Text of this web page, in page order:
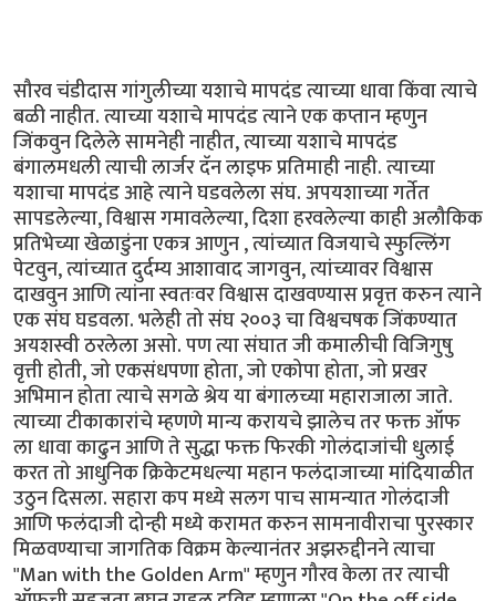
सौरव चंडीदास गांगुलीच्या यशाचे मापदंड त्याच्या धावा किंवा त्याचे
बळी नाहीत. त्याच्या यशाचे मापदंड त्याने एक कप्तान म्हणुन
जिंकवुन दिलेले सामनेही नाहीत, त्याच्या यशाचे मापदंड
बंगालमधली त्याची लार्जर दॅन लाइफ प्रतिमाही नाही. त्याच्या
यशाचा मापदंड आहे त्याने घडवलेला संघ. अपयशाच्या गर्तेत
सापडलेल्या, विश्वास गमावलेल्या, दिशा हरवलेल्या काही अलौकिक
प्रतिभेच्या खेळाडुंना एकत्र आणुन , त्यांच्यात विजयाचे स्फुल्लिंग
पेटवुन, त्यांच्यात दुर्दम्य आशावाद जागवुन, त्यांच्यावर विश्वास
दाखवुन आणि त्यांना स्वतःवर विश्वास दाखवण्यास प्रवृत्त करुन त्याने
एक संघ घडवला. भलेही तो संघ २००३ चा विश्वचषक जिंकण्यात
अयशस्वी ठरलेला असो. पण त्या संघात जी कमालीची विजिगुषु
वृत्ती होती, जो एकसंधपणा होता, जो एकोपा होता, जो प्रखर
अभिमान होता त्याचे सगळे श्रेय या बंगालच्या महाराजाला जाते.
त्याच्या टीकाकारांचे म्हणणे मान्य करायचे झालेच तर फक्त ऑफ
ला धावा काढुन आणि ते सुद्धा फक्त फिरकी गोलंदाजांची धुलाई
करत तो आधुनिक क्रिकेटमधल्या महान फलंदाजाच्या मांदियाळीत
उठुन दिसला. सहारा कप मध्ये सलग पाच सामन्यात गोलंदाजी
आणि फलंदाजी दोन्ही मध्ये करामत करुन सामनावीराचा पुरस्कार
मिळवण्याचा जागतिक विक्रम केल्यानंतर अझरुद्दीनने त्याचा
"Man with the Golden Arm" म्हणुन गौरव केला तर त्याची